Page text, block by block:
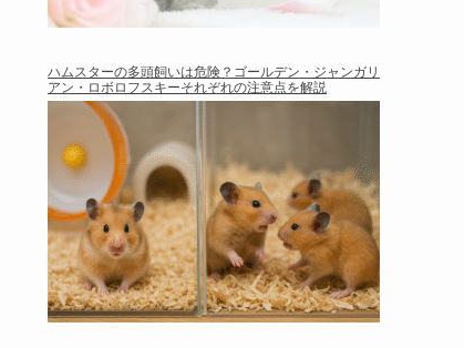
ハムスターの多頭飼いは危険？ゴールデン・ジャンガリ
アン・ロボロフスキーそれぞれの注意点を解説